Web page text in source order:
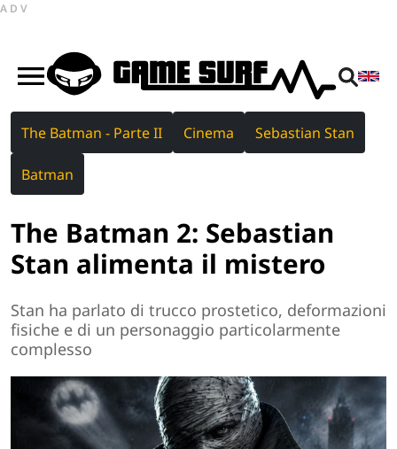
ADV
The Batman - Parte II Cinema Sebastian Stan
Batman
The Batman 2: Sebastian
Stan alimenta il mistero
Stan ha parlato di trucco prostetico, deformazioni
fisiche e di un personaggio particolarmente
complesso